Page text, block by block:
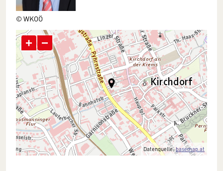
© WKOÖ
+ −
Datenquelle:basemap.at